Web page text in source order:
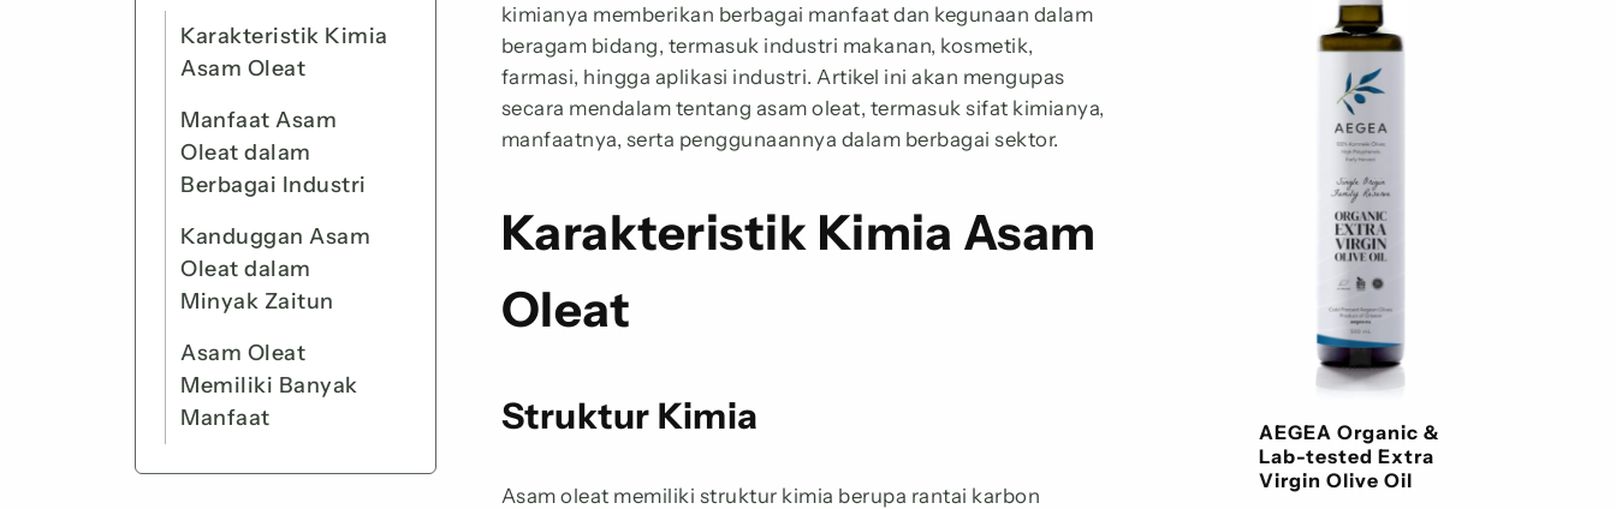
Karakteristik Kimia
Asam Oleat
Manfaat Asam
Oleat dalam
Berbagai Industri
Kanduggan Asam
Oleat dalam
Minyak Zaitun
Asam Oleat
Memiliki Banyak
Manfaat
kimianya memberikan berbagai manfaat dan kegunaan dalam
beragam bidang, termasuk industri makanan, kosmetik,
farmasi, hingga aplikasi industri. Artikel ini akan mengupas
secara mendalam tentang asam oleat, termasuk sifat kimianya,
manfaatnya, serta penggunaannya dalam berbagai sektor.
Karakteristik Kimia Asam
Oleat
Struktur Kimia
Asam oleat memiliki struktur kimia berupa rantai karbon
AEGEA Organic &
Lab-tested Extra
Virgin Olive Oil